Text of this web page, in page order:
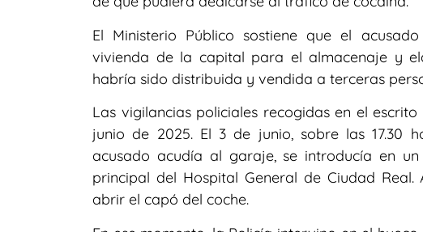
El Ministerio Público sostiene que el
vivienda de la capital para el almacenaje y
habría sido distribuida y vendida a terceras
Las vigilancias policiales recogidas en el
junio de 2025. El 3 de junio, sobre las 17.30
acusado acudía al garaje, se introducía en
principal del Hospital General de Ciudad
abrir el capó del coche.